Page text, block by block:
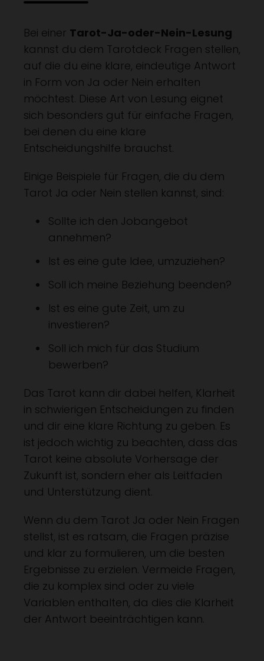
Bei einer Tarot-Ja-oder-Nein-Lesung
kannst du dem Tarotdeck Fragen stellen,
auf die du eine klare, eindeutige Antwort
in Form von Ja oder Nein erhalten
möchtest. Diese Art von Lesung eignet
sich besonders gut für einfache Fragen,
bei denen du eine klare
Entscheidungshilfe brauchst.
Einige Beispiele für Fragen, die du dem
Tarot Ja oder Nein stellen kannst, sind:
Sollte ich den Jobangebot
annehmen?
Ist es eine gute Idee, umzuziehen?
Soll ich meine Beziehung beenden?
Ist es eine gute Zeit, um zu
investieren?
Soll ich mich für das Studium
bewerben?
Das Tarot kann dir dabei helfen, Klarheit
in schwierigen Entscheidungen zu finden
und dir eine klare Richtung zu geben. Es
ist jedoch wichtig zu beachten, dass das
Tarot keine absolute Vorhersage der
Zukunft ist, sondern eher als Leitfaden
und Unterstützung dient.
Wenn du dem Tarot Ja oder Nein Fragen
stellst, ist es ratsam, die Fragen präzise
und klar zu formulieren, um die besten
Ergebnisse zu erzielen. Vermeide Fragen,
die zu komplex sind oder zu viele
Variablen enthalten, da dies die Klarheit
der Antwort beeinträchtigen kann.